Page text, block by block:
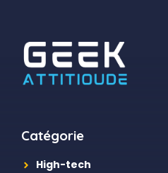
Catégorie
High-tech